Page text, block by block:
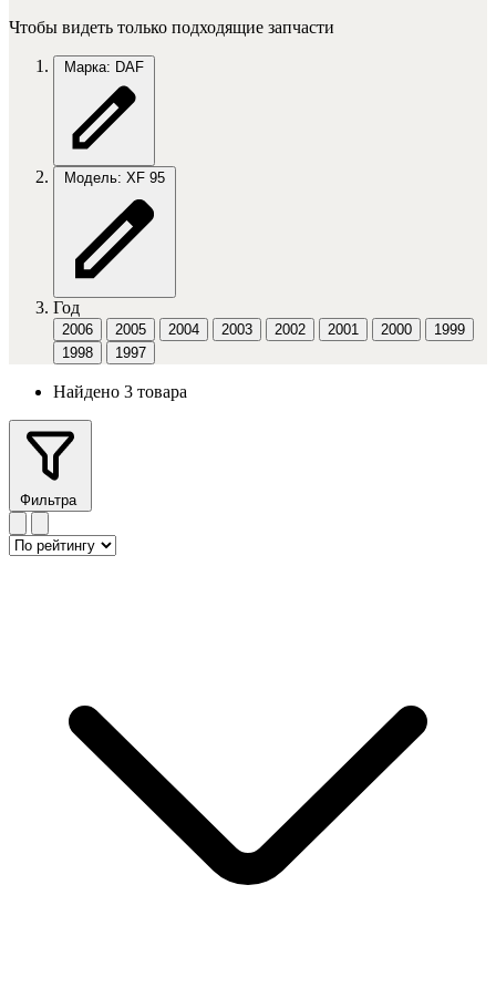
Чтобы видеть только подходящие запчасти
Марка: DAF
Модель: XF 95
Год
2006 2005 2004 2003 2002 2001 2000
1999
1998
1997
Найдено 3 товара
Фильтра